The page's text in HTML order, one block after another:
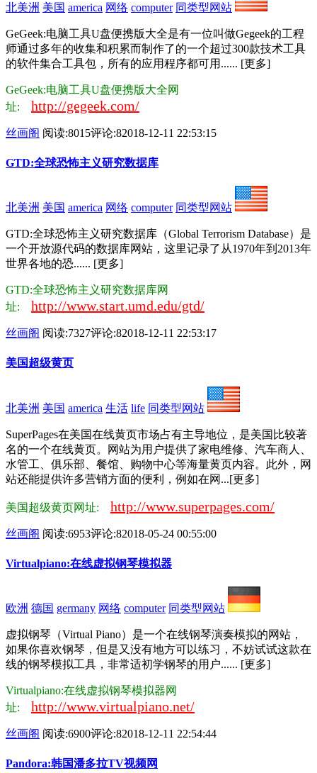
北美洲 美国 america 网络 computer 同类型网站
GeGeek:电脑工具U盘便携版大全是有一位叫做Gegeek的工程
师通过多年的收集和积累而制作了的一个超过300款技术工具
的软件集合工具包，所有的应用程序都可用...... [更多]
GeGeek:电脑工具U盘便携版大全网
址: http://gegeek.com/
丝画阁 阅读:8015评论:82018-12-11 22:53:15
GTD:全球恐怖主义研究数据库
北美洲 美国 america 网络 computer 同类型网站
GTD:全球恐怖主义研究数据库（Global Terrorism Database）是
一个开放源代码的数据库网站，这里记录了从1970年到2013年
世界各地的恐...... [更多]
GTD:全球恐怖主义研究数据库网
址: http://www.start.umd.edu/gtd/
丝画阁 阅读:7327评论:82018-12-11 22:53:17
美国超级黄页
北美洲 美国 america 生活 life 同类型网站
SuperPages在美国在线黄页市场占有主导地位，是美国比较著
名的一个在线黄页。网站为用户提供了家电维修、汽车商人、
水管工、俱乐部、餐馆、购物中心等海量黄页内容。此外，网
站还能提供许多营销方面的便利，例如在网...[更多]
美国超级黄页网址: http://www.superpages.com/
丝画阁 阅读:6953评论:82018-05-24 00:55:00
Virtualpiano:在线虚拟钢琴模拟器
欧洲 德国 germany 网络 computer 同类型网站
虚拟钢琴（Virtual Piano）是一个在线钢琴演奏模拟的网站，
如果你喜欢钢琴，但是又没有地方可以练习，不妨试试这款在
线的钢琴模拟工具，非常适初学钢琴的用户...... [更多]
Virtualpiano:在线虚拟钢琴模拟器网
址: http://www.virtualpiano.net/
丝画阁 阅读:6900评论:82018-12-11 22:54:44
Pandora:韩国潘多拉TV视频网